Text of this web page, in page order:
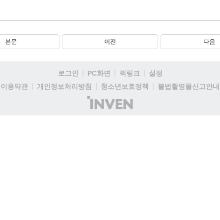
본문 이전 다음
로그인 PC화면 퀵링크
설정
이용약관
개인정보처리방침 청소년보호정책
불법촬영물신고안내
(주)
인